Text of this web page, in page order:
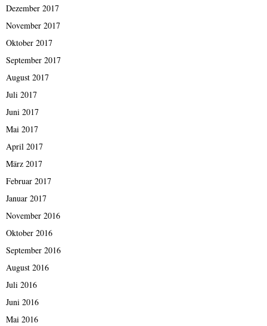
Dezember 2017
November 2017
Oktober 2017
September 2017
August 2017
Juli 2017
Juni 2017
Mai 2017
April 2017
März 2017
Februar 2017
Januar 2017
November 2016
Oktober 2016
September 2016
August 2016
Juli 2016
Juni 2016
Mai 2016